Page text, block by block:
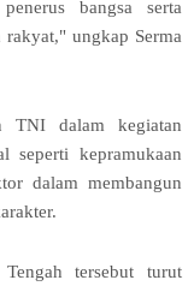
bangsa serta
ungkap Serma
TNI dalam kegiatan
seperti kepramukaan
dalam membangun
tersebut turut